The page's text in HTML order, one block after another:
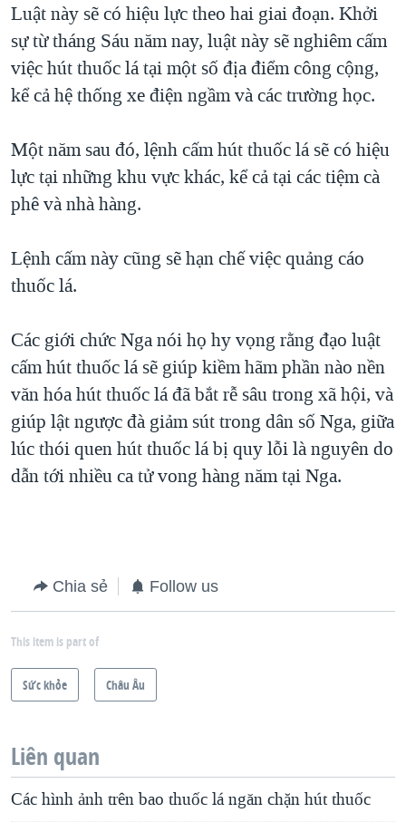
Luật này sẽ có hiệu lực theo hai giai đoạn. Khởi
sự từ tháng Sáu năm nay, luật này sẽ nghiêm cấm
việc hút thuốc lá tại một số địa điểm công cộng,
kể cả hệ thống xe điện ngầm và các trường học.
Một năm sau đó, lệnh cấm hút thuốc lá sẽ có hiệu
lực tại những khu vực khác, kể cả tại các tiệm cà
phê và nhà hàng.
Lệnh cấm này cũng sẽ hạn chế việc quảng cáo
thuốc lá.
Các giới chức Nga nói họ hy vọng rằng đạo luật
cấm hút thuốc lá sẽ giúp kiềm hãm phần nào nền
văn hóa hút thuốc lá đã bắt rễ sâu trong xã hội, và
giúp lật ngược đà giảm sút trong dân số Nga, giữa
lúc thói quen hút thuốc lá bị quy lỗi là nguyên do
dẫn tới nhiều ca tử vong hàng năm tại Nga.
Chia sẻ Follow us
This item is part of
Sức khỏe Châu Âu
Liên quan
Các hình ảnh trên bao thuốc lá ngăn chặn hút thuốc